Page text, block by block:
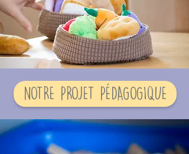
NOTRE PROJET PÉDAGOGIQUE